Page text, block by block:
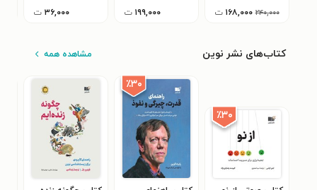
۲۴۰,۰۰۰ ۱۶۸,۰۰۰ ت ۱۹۹,۰۰۰ ت ۳۶,۰۰۰ ت
کتاب‌های نشر نوین مشاهده همه
٪۳۰
٪۳۰